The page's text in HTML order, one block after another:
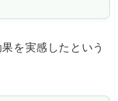
を実感したという